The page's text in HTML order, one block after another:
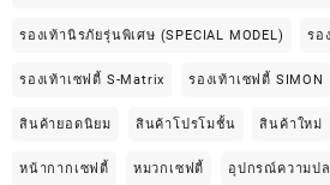
รองเท้านิรภัยรุ่นพิเศษ (SPECIAL MODEL) รอ
รองเท้าเซฟตี้ S-Matrix รองเท้าเซฟตี้ SIMON
สินค้ายอดนิยม สินค้าโปรโมชั้น สินค้าใหม่
หน้ากากเซฟตี้ หมวกเซฟตี้ อุปกรณ์ความป